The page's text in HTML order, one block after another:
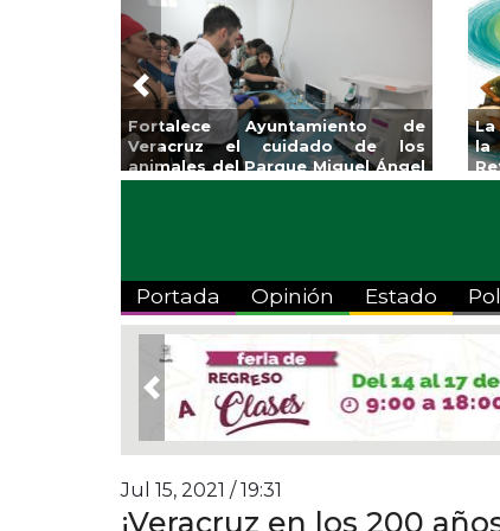
Fortalece Ayuntamiento de
Veracruz el cuidado de los
animales del Parque Miguel Ángel
La
Previous
Portada Opinión Estado
Previous
Jul 15, 2021 / 19:31
¡Veracruz en los 200